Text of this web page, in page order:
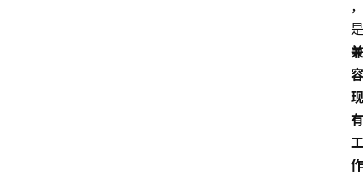
，
是
兼
容
现
有
工
作